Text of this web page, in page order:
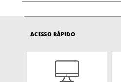
ACESSO RÁPIDO